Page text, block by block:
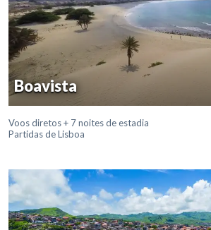
Boavista
Voos diretos + 7 noites de estadia
Partidas de Lisboa